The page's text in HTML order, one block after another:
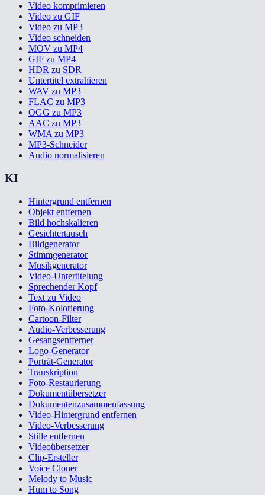
Video komprimieren
Video zu GIF
Video zu MP3
Video schneiden
MOV zu MP4
GIF zu MP4
HDR zu SDR
Untertitel extrahieren
WAV zu MP3
FLAC zu MP3
OGG zu MP3
AAC zu MP3
WMA zu MP3
MP3-Schneider
Audio normalisieren
KI
Hintergrund entfernen
Objekt entfernen
Bild hochskalieren
Gesichtertausch
Bildgenerator
Stimmgenerator
Musikgenerator
Video-Untertitelung
Sprechender Kopf
Text zu Video
Foto-Kolorierung
Cartoon-Filter
Audio-Verbesserung
Gesangsentferner
Logo-Generator
Porträt-Generator
Transkription
Foto-Restaurierung
Dokumentübersetzer
Dokumentenzusammenfassung
Video-Hintergrund entfernen
Video-Verbesserung
Stille entfernen
Videoübersetzer
Clip-Ersteller
Voice Cloner
Melody to Music
Hum to Song